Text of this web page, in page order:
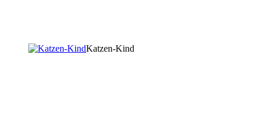
Katzen-Kind